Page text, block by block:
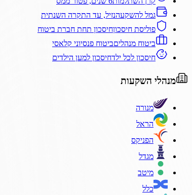
גמל להשקעהנזיל, עד התקרה השנתית
פוליסת חיסכוןחיסכון תחת חברת ביטוח
ביטוח מנהליםביטוח פנסיוני קלאסי
חיסכון לכל ילדחיסכון למען הילדים
מנהלי השקעות
מנורה
הראל
הפניקס
מגדל
מיטב
כלל